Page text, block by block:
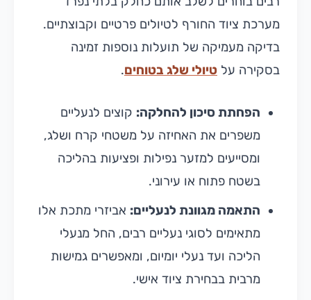
מערכת ציוד החורף לטיולים פרטיים וקבוצתיים.
בדיקה מעמיקה של תועלות נוספות זמינה
בסקירה על טיולי שלג בטוחים.
הפחתת סיכון להחלקה: קוצים לנעליים
משפרים את האחיזה על משטחי קרח ושלג,
ומסייעים למזער נפילות ופציעות בהליכה
בשטח פתוח או עירוני.
התאמה מגוונת לנעליים: אביזרי מתכת אלו
מתאימים לסוגי נעליים רבים, החל מנעלי
הליכה ועד נעלי יומיום, ומאפשרים גמישות
מרבית בבחירת ציוד אישי.